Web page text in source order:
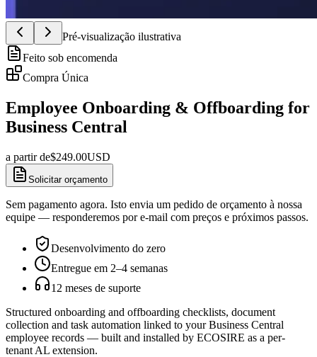
Pré-visualização ilustrativa
Feito sob encomenda
Compra Única
Employee Onboarding & Offboarding for
Business Central
a partir de$249.00USD
Solicitar orçamento
Sem pagamento agora. Isto envia um pedido de orçamento à nossa
equipe — responderemos por e-mail com preços e próximos passos.
Desenvolvimento do zero
Entregue em 2–4 semanas
12 meses de suporte
Structured onboarding and offboarding checklists, document
collection and task automation linked to your Business Central
employee records — built and installed by ECOSIRE as a per-
tenant AL extension.